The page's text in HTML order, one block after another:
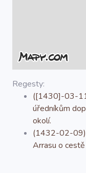
Regesty:
([1430]-03-
úředníkům
okolí.
(1432-02-09)
Arrasu o